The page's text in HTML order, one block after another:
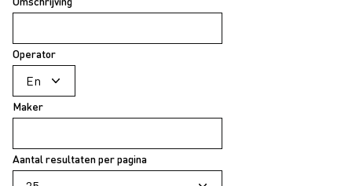
Operator
Maker
Aantal resultaten per pagina